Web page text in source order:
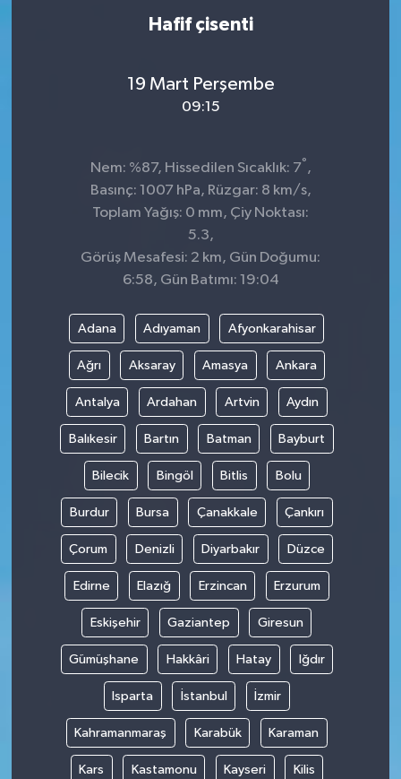
Hafif çisenti
19 Mart Perşembe
09:15
Nem: %87, Hissedilen Sıcaklık: 7° ,
Basınç: 1007 hPa, Rüzgar: 8 km/s,
Toplam Yağış: 0 mm, Çiy Noktası:
5.3,
Görüş Mesafesi: 2 km, Gün Doğumu:
6:58, Gün Batımı: 19:04
Adana Adıyaman Afyonkarahisar
Ağrı Aksaray Amasya Ankara
Antalya Ardahan Artvin Aydın
Balıkesir Bartın Batman Bayburt
Bilecik Bingöl Bitlis Bolu
Burdur Bursa Çanakkale Çankırı
Çorum Denizli Diyarbakır Düzce
Edirne Elazığ Erzincan Erzurum
Eskişehir Gaziantep Giresun
Gümüşhane Hakkâri Hatay Iğdır
Isparta İstanbul İzmir
Kahramanmaraş Karabük Karaman
Kars Kastamonu Kayseri Kilis